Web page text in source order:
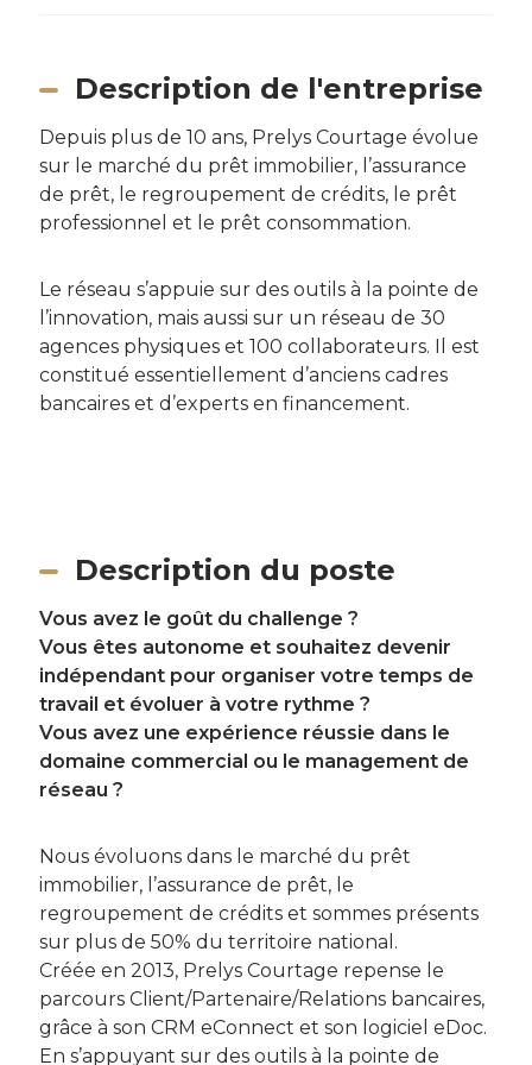
Description de l'entreprise
Depuis plus de 10 ans, Prelys Courtage évolue
sur le marché du prêt immobilier, l’assurance
de prêt, le regroupement de crédits, le prêt
professionnel et le prêt consommation.
Le réseau s’appuie sur des outils à la pointe de
l’innovation, mais aussi sur un réseau de 30
agences physiques et 100 collaborateurs. Il est
constitué essentiellement d’anciens cadres
bancaires et d’experts en financement.
Description du poste
Vous avez le goût du challenge ?
Vous êtes autonome et souhaitez devenir
indépendant pour organiser votre temps de
travail et évoluer à votre rythme ?
Vous avez une expérience réussie dans le
domaine commercial ou le management de
réseau ?
Nous évoluons dans le marché du prêt
immobilier, l’assurance de prêt, le
regroupement de crédits et sommes présents
sur plus de 50% du territoire national.
Créée en 2013, Prelys Courtage repense le
parcours Client/Partenaire/Relations bancaires,
grâce à son CRM eConnect et son logiciel eDoc.
En s’appuyant sur des outils à la pointe de